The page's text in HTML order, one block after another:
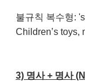
불규칙 복수형:
Children’s toys,
3) 명사 + 명사